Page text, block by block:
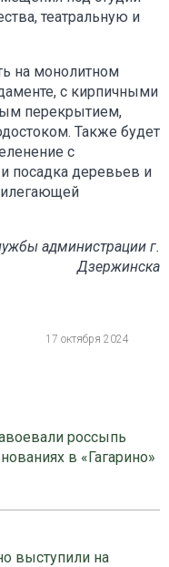
театральную и
на монолитном
с кирпичными
перекрытием,
Также будет
с
посадка деревьев и
администрации г.
Дзержинска
17 октября 2024
россыпь
в «Гагарино»
выступили на